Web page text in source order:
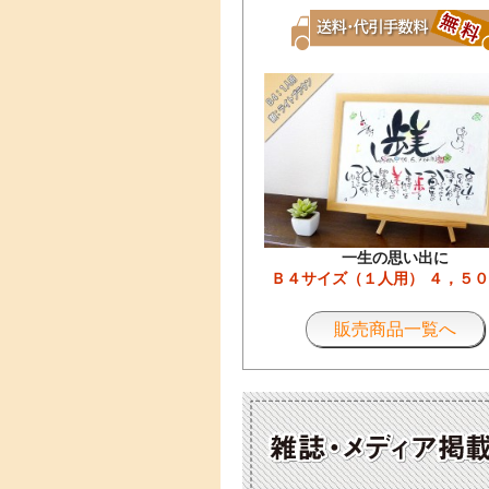
一生の思い出に
Ｂ４サイズ（１人用） ４，５
販売商品一覧へ